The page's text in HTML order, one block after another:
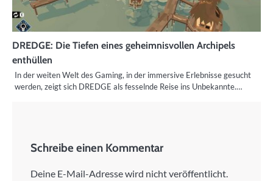
DREDGE: Die Tiefen eines geheimnisvollen Archipels
enthüllen
In der weiten Welt des Gaming, in der immersive Erlebnisse gesucht
werden, zeigt sich DREDGE als fesselnde Reise ins Unbekannte.…
Schreibe einen Kommentar
Deine E-Mail-Adresse wird nicht veröffentlicht.